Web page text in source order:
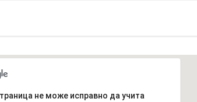
не може исправно да учита